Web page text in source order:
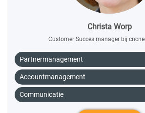
Christa Worp
Customer Succes manager bij
Partnermanagement
Accountmanagement
Communicatie